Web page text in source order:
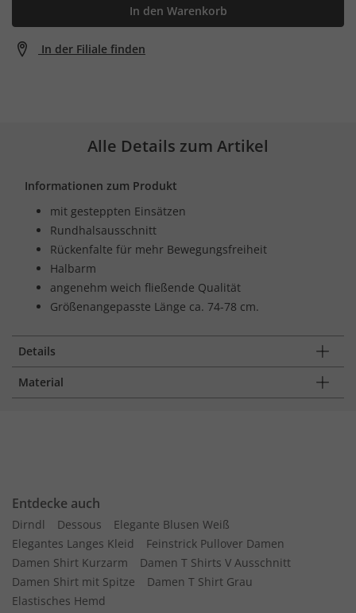
In den Warenkorb
In der Filiale finden
Alle Details zum Artikel
Informationen zum Produkt
mit gesteppten Einsätzen
Rundhalsausschnitt
Rückenfalte für mehr Bewegungsfreiheit
Halbarm
angenehm weich fließende Qualität
Größenangepasste Länge ca. 74-78 cm.
Details
Material
Entdecke auch
Dirndl Dessous
Elegante Blusen Weiß
Elegantes Langes Kleid
Feinstrick Pullover Damen
Damen Shirt Kurzarm
Damen T Shirts V Ausschnitt
Damen Shirt mit Spitze
Damen T Shirt Grau
Elastisches Hemd